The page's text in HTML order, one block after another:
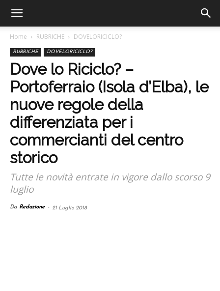
Home RUBRICHE DOVELORICICLO?
RUBRICHE DOVELORICICLO?
Dove lo Riciclo? –
Portoferraio (Isola d’Elba), le
nuove regole della
differenziata per i
commercianti del centro
storico
Tutte le novità entrate in vigore dallo scorso 9
luglio
Da Redazione - 21 Luglio 2018